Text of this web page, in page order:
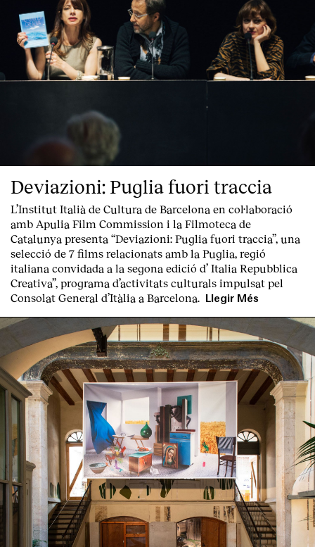
Deviazioni: Puglia fuori traccia
L’Institut Italià de Cultura de Barcelona en col·laboració
amb Apulia Film Commission i la Filmoteca de
Catalunya presenta “Deviazioni: Puglia fuori traccia”, una
selecció de 7 films relacionats amb la Puglia, regió
italiana convidada a la segona edició d’ Italia Repubblica
Creativa”, programa d’activitats culturals impulsat pel
Consolat General d’Itàlia a Barcelona.
Llegir Més